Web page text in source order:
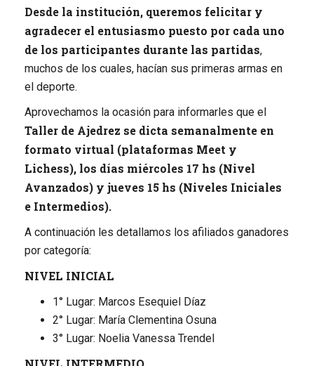
Desde la institución, queremos felicitar y
agradecer el entusiasmo puesto por cada uno
de los participantes durante las partidas,
muchos de los cuales, hacían sus primeras armas en
el deporte.
Aprovechamos la ocasión para informarles que el
Taller de Ajedrez se dicta semanalmente en
formato virtual (plataformas Meet y
Lichess), los días miércoles 17 hs (Nivel
Avanzados) y jueves 15 hs (Niveles Iniciales
e Intermedios).
A continuación les detallamos los afiliados ganadores
por categoría:
NIVEL INICIAL
1° Lugar: Marcos Esequiel Díaz
2° Lugar: María Clementina Osuna
3° Lugar: Noelia Vanessa Trendel